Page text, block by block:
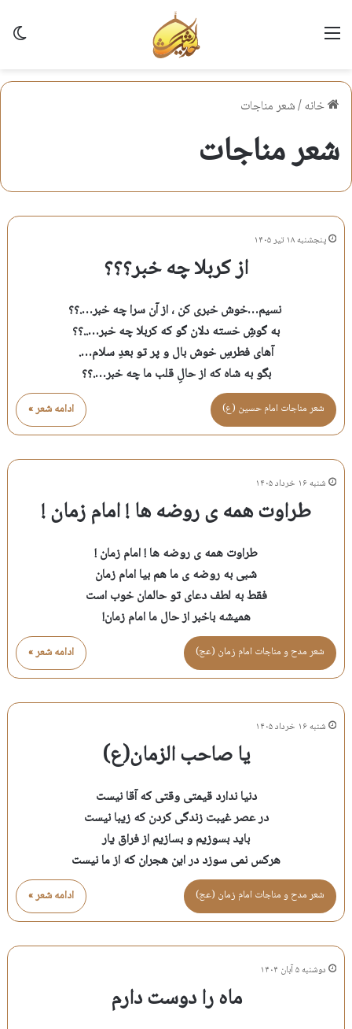
منو
خانه/شعر مناجات
شعر مناجات
پنجشنبه ۱۸ تیر ۱۴۰۵
از کربلا چه خبر؟؟؟
⁨نسیم…خوش خبری کن ، از آن سرا چه خبر….؟؟
به گوشِ خسته دلان گو که کربلا چه خبر…..؟؟
آهای فطرسِ خوش بال و پر تو بعدِ سلام….
بگو به شاه که از حالِ قلب ما چه خبر….؟؟
ادامه شعر » شعر مناجات امام حسين (ع)
شنبه ۱۶ خرداد ۱۴۰۵
طراوت همه ی روضه ها ! امام زمان !
طراوت همه ی روضه ها ! امام زمان !
شبی به روضه ی ما هم بیا امام زمان
فقط به لطف دعای تو حالمان خوب است
همیشه باخبر از حال ما امام زمان!
ادامه شعر » شعر مدح و مناجات امام زمان (عج)
شنبه ۱۶ خرداد ۱۴۰۵
یا صاحب الزمان(ع)
دنیا ندارد قیمتی وقتی که آقا نیست
در عصر غیبت زندگی کردن که زیبا نیست
باید بسوزیم و بسازیم از فراق یار
هرکس نمی سوزد در این هجران که از ما نیست
ادامه شعر » شعر مدح و مناجات امام زمان (عج)
دوشنبه ۵ آبان ۱۴۰۴
ماه را دوست دارم